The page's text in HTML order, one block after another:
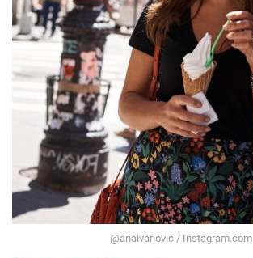
@anaivanovic / Instagram.com